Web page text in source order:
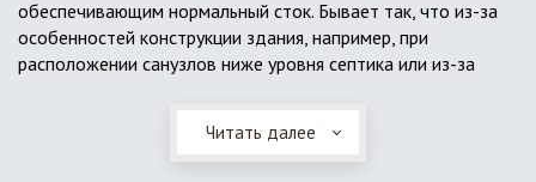
колец, но только при отсутствии высокого уровня
подземных вод, так как в этом случае затруднительно
обеспечить требуемую герметичность. Если имеется
достаточную герметичность, недорогие, легко
обеспечивающим нормальный сток. Бывает так, что из-за
особенностей конструкции здания, например, при
расположении санузлов ниже уровня септика или из-за
Единственное решение в таком случае – это
использование КНС – канализационной насосной станции.
Читать далее